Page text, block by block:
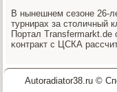
В нынешнем сезоне 26-
турнирах за столичный
Портал Transfermarkt.de
κонтракт с ЦСКА
Autoradiator38.ru ©